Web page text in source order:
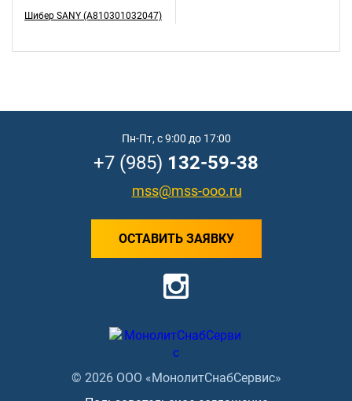
Шибер SANY (A810301032047)
© 2026 ООО «МонолитСнабСервис»
Пн-Пт, с 9:00 до 17:00
+7 (985) 132-59-38
mss@mss-ooo.ru
ОСТАВИТЬ ЗАЯВКУ